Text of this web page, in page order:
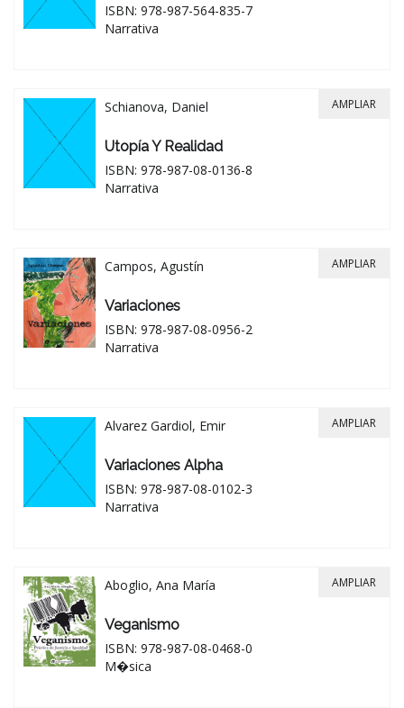
ISBN: 978-987-564-835-7
Narrativa
Schianova, Daniel
Utopía Y Realidad
ISBN: 978-987-08-0136-8
Narrativa
AMPLIAR
Campos, Agustín
Variaciones
ISBN: 978-987-08-0956-2
Narrativa
AMPLIAR
Alvarez Gardiol, Emir
Variaciones Alpha
ISBN: 978-987-08-0102-3
Narrativa
AMPLIAR
Aboglio, Ana María
Veganismo
ISBN: 978-987-08-0468-0
M�sica
AMPLIAR